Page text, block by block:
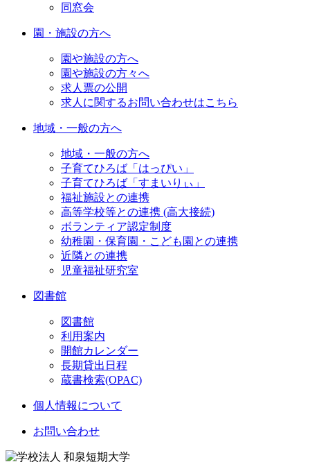
同窓会
園・施設の方へ
園や施設の方へ
園や施設の方々へ
求人票の公開
求人に関するお問い合わせはこちら
地域・一般の方へ
地域・一般の方へ
子育てひろば「はっぴい」
子育てひろば「すまいりぃ」
福祉施設との連携
高等学校等との連携 (高大接続)
ボランティア認定制度
幼稚園・保育園・こども園との連携
近隣との連携
児童福祉研究室
図書館
図書館
利用案内
開館カレンダー
長期貸出日程
蔵書検索(OPAC)
個人情報について
お問い合わせ